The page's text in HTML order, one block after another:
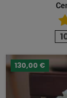
130,00 €